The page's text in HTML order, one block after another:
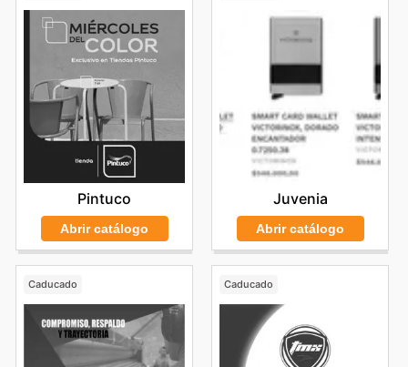
Pintuco
Abrir catálogo
Juvenia
Abrir catálogo
Caducado Caducado